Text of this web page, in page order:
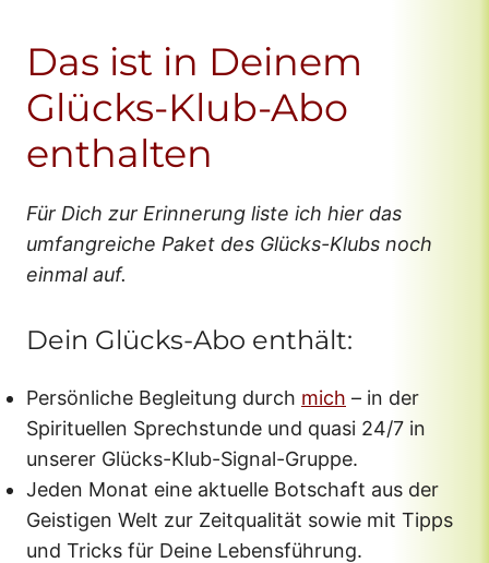
Das ist in Deinem
Glücks-Klub-Abo
enthalten
Für Dich zur Erinnerung liste ich hier das
umfangreiche Paket des Glücks-Klubs noch
einmal auf.
Dein Glücks-Abo enthält:
Persönliche Begleitung durch mich – in der
Spirituellen Sprechstunde und quasi 24/7 in
unserer Glücks-Klub-Signal-Gruppe.
Jeden Monat eine aktuelle Botschaft aus der
Geistigen Welt zur Zeitqualität sowie mit Tipps
und Tricks für Deine Lebensführung.